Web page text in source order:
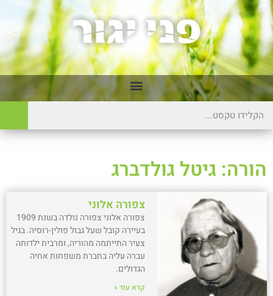
הורה: גיטל גולדברג
צפורה אלוני
צפורה אלוני צפורה נולדה בשנת 1909
בעיירה קובל שעל גבול פולין-רוסיה. בגיל
צעיר התייתמה מהוריה, ומרבית ילדותה
עברה עליה בחברת משפחות אחיה
הגדולים.
קרא עוד »